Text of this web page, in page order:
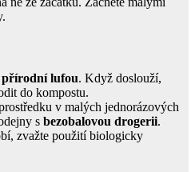
přírodní lufou. Když doslouží,
do kompostu.
v malých jednorázových
s bezobalovou drogerii.
zvažte použití biologicky